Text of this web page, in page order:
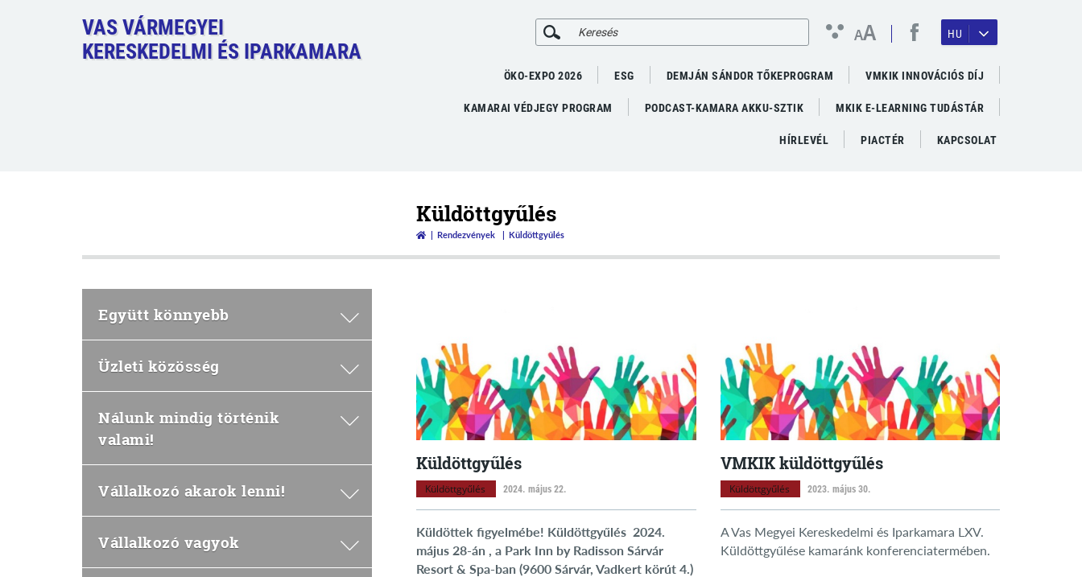
VAS VÁRMEGYEI
KERESKEDELMI ÉS IPARKAMARA
AA HU
ÖKO-EXPO 2026 ESG DEMJÁN SÁNDOR TŐKEPROGRAM VMKIK INNOVÁCIÓS DÍJ
KAMARAI VÉDJEGY PROGRAM PODCAST-KAMARA AKKU-SZTIK MKIK E-LEARNING TUDÁSTÁR
HÍRLEVÉL PIACTÉR KAPCSOLAT
Küldöttgyűlés
Rendezvények Küldöttgyűlés
Együtt könnyebb
Üzleti közösség
Nálunk mindig történik
valami!
Vállalkozó akarok lenni!
Vállalkozó vagyok
Küldöttgyűlés
Küldöttgyűlés 2024. május 22.
Küldöttek figyelmébe! Küldöttgyűlés 2024.
május 28-án , a Park Inn by Radisson Sárvár
Resort & Spa-ban (9600 Sárvár, Vadkert körút 4.)
VMKIK küldöttgyűlés
Küldöttgyűlés 2023. május 30.
A Vas Megyei Kereskedelmi és Iparkamara LXV.
Küldöttgyűlése kamaránk konferenciatermében.